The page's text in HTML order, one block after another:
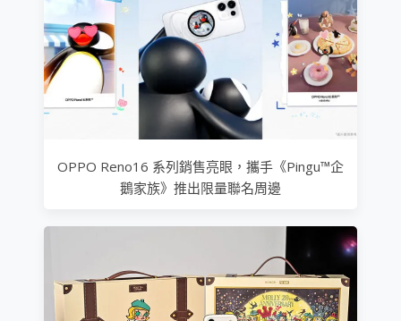
OPPO Reno16 系列銷售亮眼，攜手《Pingu™企
鵝家族》推出限量聯名周邊